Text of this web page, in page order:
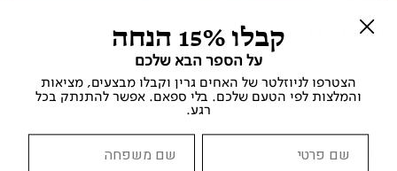
הסעודה הראשונה או
גבריאל מ. רוזנבאום
ספרי מתח
קבלו 15% הנחה
על הספר הבא שלכם
הצטרפו לניוזלטר של האחים גרין וקבלו מבצעים, מציאות
והמלצות לפי הטעם שלכם. בלי ספאם. אפשר להתנתק בכל
רגע.